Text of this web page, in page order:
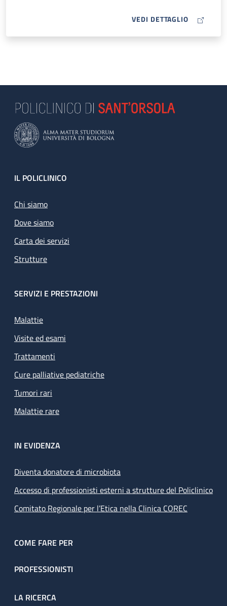
VEDI DETTAGLIO MAP ICON
Footer
IL POLICLINICO
Chi siamo
Dove siamo
Carta dei servizi
Strutture
SERVIZI E PRESTAZIONI
Malattie
Visite ed esami
Trattamenti
Cure palliative pediatriche
Tumori rari
Malattie rare
IN EVIDENZA
Diventa donatore di microbiota
Accesso di professionisti esterni a strutture del Policlinico
Comitato Regionale per l’Etica nella Clinica COREC
COME FARE PER
PROFESSIONISTI
LA RICERCA